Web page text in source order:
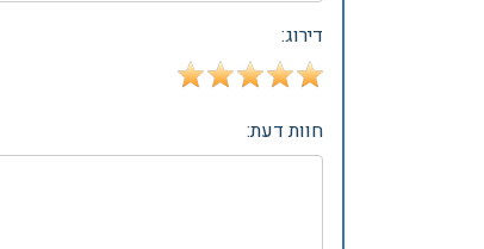
דירוג:
חוות דעת: